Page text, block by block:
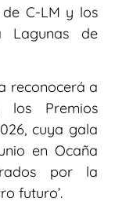
C-LM y los
Lagunas de
reconocerá a
Premios
cuya gala
en Ocaña
por la
futuro’.